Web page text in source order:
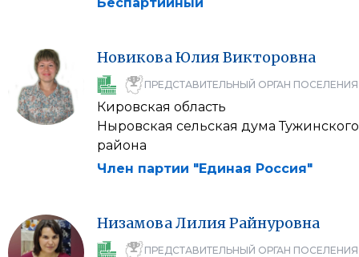
НовиковаЮлияВикторовна
ПРЕДСТАВИТЕЛЬНЫЙ ОРГАН ПОСЕЛЕНИЯ
Кировская область
Ныровская сельская дума Тужинского
района
Член партии "Единая Россия"
НизамоваЛилияРайнуровна
ПРЕДСТАВИТЕЛЬНЫЙ ОРГАН ПОСЕЛЕНИЯ